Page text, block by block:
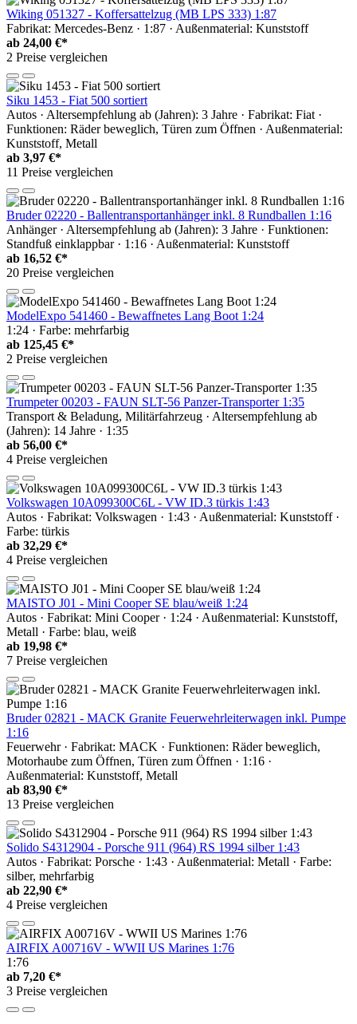
Wiking 051327 - Koffersattelzug (MB LPS 333) 1:87
Fabrikat: Mercedes-Benz · 1:87 · Außenmaterial: Kunststoff
ab 24,00 €*
2 Preise vergleichen
Siku 1453 - Fiat 500 sortiert
Autos · Altersempfehlung ab (Jahren): 3 Jahre · Fabrikat: Fiat ·
Funktionen: Räder beweglich, Türen zum Öffnen · Außenmaterial:
Kunststoff, Metall
ab 3,97 €*
11 Preise vergleichen
Bruder 02220 - Ballentransportanhänger inkl. 8 Rundballen 1:16
Anhänger · Altersempfehlung ab (Jahren): 3 Jahre · Funktionen:
Standfuß einklappbar · 1:16 · Außenmaterial: Kunststoff
ab 16,52 €*
20 Preise vergleichen
ModelExpo 541460 - Bewaffnetes Lang Boot 1:24
1:24 · Farbe: mehrfarbig
ab 125,45 €*
2 Preise vergleichen
Trumpeter 00203 - FAUN SLT-56 Panzer-Transporter 1:35
Transport & Beladung, Militärfahrzeug · Altersempfehlung ab
(Jahren): 14 Jahre · 1:35
ab 56,00 €*
4 Preise vergleichen
Volkswagen 10A099300C6L - VW ID.3 türkis 1:43
Autos · Fabrikat: Volkswagen · 1:43 · Außenmaterial: Kunststoff ·
Farbe: türkis
ab 32,29 €*
4 Preise vergleichen
MAISTO J01 - Mini Cooper SE blau/weiß 1:24
Autos · Fabrikat: Mini Cooper · 1:24 · Außenmaterial: Kunststoff,
Metall · Farbe: blau, weiß
ab 19,98 €*
7 Preise vergleichen
Bruder 02821 - MACK Granite Feuerwehrleiterwagen inkl. Pumpe
1:16
Feuerwehr · Fabrikat: MACK · Funktionen: Räder beweglich,
Motorhaube zum Öffnen, Türen zum Öffnen · 1:16 ·
Außenmaterial: Kunststoff, Metall
ab 83,90 €*
13 Preise vergleichen
Solido S4312904 - Porsche 911 (964) RS 1994 silber 1:43
Autos · Fabrikat: Porsche · 1:43 · Außenmaterial: Metall · Farbe:
silber, mehrfarbig
ab 22,90 €*
4 Preise vergleichen
AIRFIX A00716V - WWII US Marines 1:76
1:76
ab 7,20 €*
3 Preise vergleichen